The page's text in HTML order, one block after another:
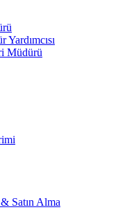
Müdürü
Satın Alma